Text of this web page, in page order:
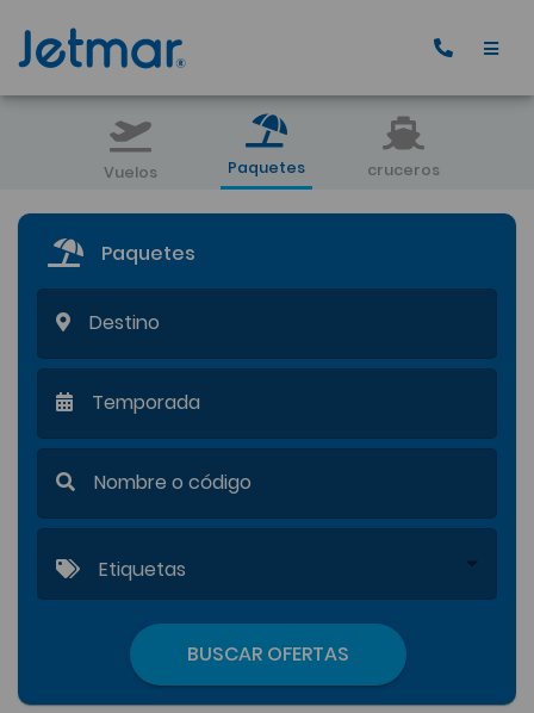
Vuelos Paquetes cruceros
Paquetes
Etiquetas
BUSCAR OFERTAS